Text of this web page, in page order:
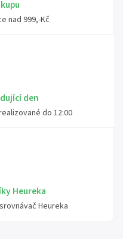
nad 999,-Kč
den
do 12:00
Heureka
Heureka